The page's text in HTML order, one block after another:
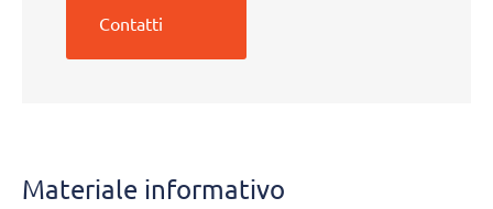
Contatti
Materiale informativo